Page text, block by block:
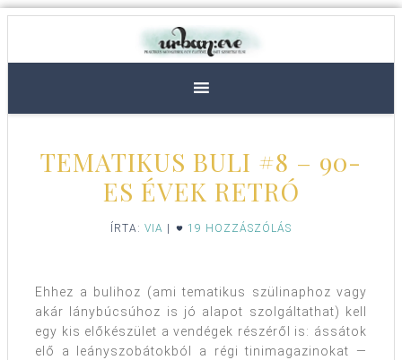
TEMATIKUS BULI #8 – 90-
ES ÉVEK RETRÓ
ÍRTA: VIA 19 HOZZÁSZÓLÁS
Ehhez a bulihoz (ami tematikus szülinaphoz vagy
akár lánybúcsúhoz is jó alapot szolgáltathat) kell
egy kis előkészület a vendégek részéről is: ássátok
elő a leányszobátokból a régi tinimagazinokat —